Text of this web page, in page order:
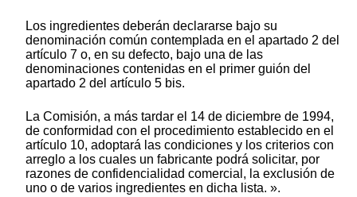
Los ingredientes deberán declararse bajo su
denominación común contemplada en el apartado 2 del
artículo 7 o, en su defecto, bajo una de las
denominaciones contenidas en el primer guión del
apartado 2 del artículo 5 bis.
La Comisión, a más tardar el 14 de diciembre de 1994,
de conformidad con el procedimiento establecido en el
artículo 10, adoptará las condiciones y los criterios con
arreglo a los cuales un fabricante podrá solicitar, por
razones de confidencialidad comercial, la exclusión de
uno o de varios ingredientes en dicha lista. ».